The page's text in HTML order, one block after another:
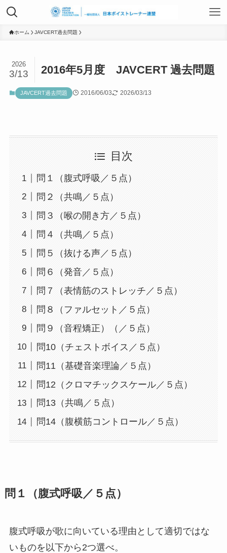
日本ボイストレーナー連盟資格認定につ
ボイストレーニング勉強会
組織概要
年間事業計画
よくあるご質問
取材・講演などのご依頼
お問合せ
ホーム JAVCERT過去問題
2016年5月度 JAVCERT 過去問題
2026
3/13
JAVCERT過去問題 2016/06/03 2026/03/13
目次
問１（腹式呼吸／５点）
問２（共鳴／５点）
問３（喉の開き方／５点）
問４（共鳴／５点）
問５（抜ける声／５点）
問６（発音／５点）
問７（表情筋のストレッチ／５点）
問８（ファルセット／５点）
問９（音程矯正）（／５点）
問10（チェストボイス／５点）
問11（基礎音楽理論／５点）
問12（クロマチックスケール／５点）
問13（共鳴／５点）
問14（腹横筋コントロール／５点）
問１（腹式呼吸／５点）
腹式呼吸が歌に向いている理由として適切ではな
いものを以下から2つ選べ。